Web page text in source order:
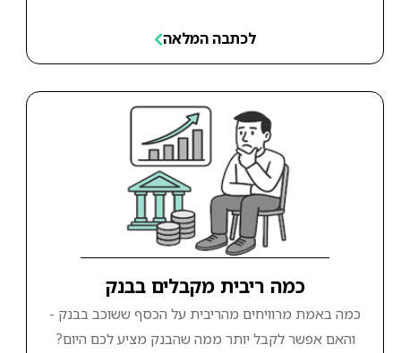
לכתבה המלאה
כמה ריבית מקבלים בבנק
כמה באמת מרוויחים מהריבית על הכסף ששוכב בבנק -
והאם אפשר לקבל יותר ממה שהבנק מציע לכם היום?